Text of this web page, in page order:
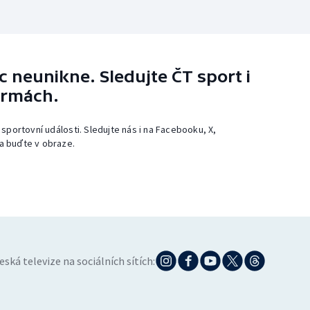
neunikne. Sledujte ČT sport i
události. Sledujte nás i na Facebooku, X,
buďte v obraze.
televize na sociálních sítích: